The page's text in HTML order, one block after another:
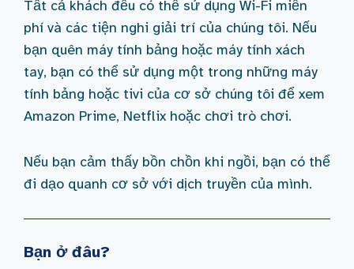
Tất cả khách đều có thể sử dụng Wi-Fi miễn
phí và các tiện nghi giải trí của chúng tôi. Nếu
bạn quên máy tính bảng hoặc máy tính xách
tay, bạn có thể sử dụng một trong những máy
tính bảng hoặc tivi của cơ sở chúng tôi để xem
Amazon Prime, Netflix hoặc chơi trò chơi.
Nếu bạn cảm thấy bồn chồn khi ngồi, bạn có thể
đi dạo quanh cơ sở với dịch truyền của mình.
Bạn ở đâu?